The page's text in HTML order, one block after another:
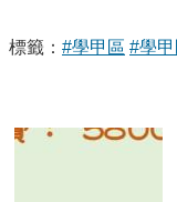
標籤： #學甲區 #學